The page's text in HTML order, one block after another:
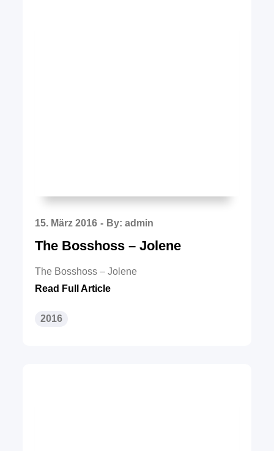
Posted
on
15. März 2016 By:admin
The Bosshoss – Jolene
The Bosshoss – Jolene
Read Full Article
2016